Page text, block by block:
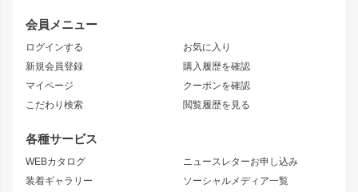
会員メニュー
ログインする
新規会員登録
マイページ
こだわり検索
お気に入り
購入履歴を確認
クーポンを確認
閲覧履歴を見る
各種サービス
WEBカタログ
装着ギャラリー
ニュースレターお申し込み
ソーシャルメディア一覧
トレノ
マークX
ニッサン
S15 シルビア
S14 シルビア 後期
S13 シルビア
180SX
ワンビア
ローレル
セフィーロ
リアウイング
ジムニーパーツ